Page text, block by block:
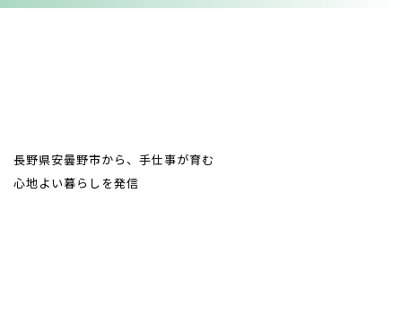
長野県安曇野市から、手仕事が育む
心地よい暮らしを発信